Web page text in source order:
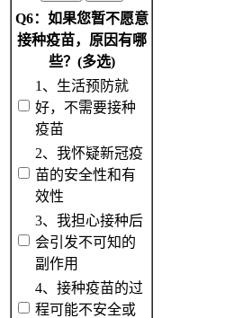
Q6：如果您暂不愿意
接种疫苗，原因有哪
些？(多选)
1、生活预防就
好，不需要接种
疫苗
2、我怀疑新冠疫
苗的安全性和有
效性
3、我担心接种后
会引发不可知的
副作用
4、接种疫苗的过
程可能不安全或